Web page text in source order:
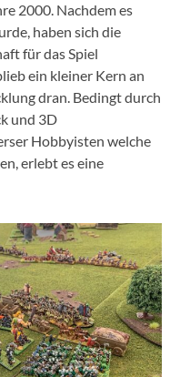
2000. Nachdem es
haben sich die
für das Spiel
ein kleiner Kern an
dran. Bedingt durch
und 3D
Hobbyisten welche
erlebt es eine